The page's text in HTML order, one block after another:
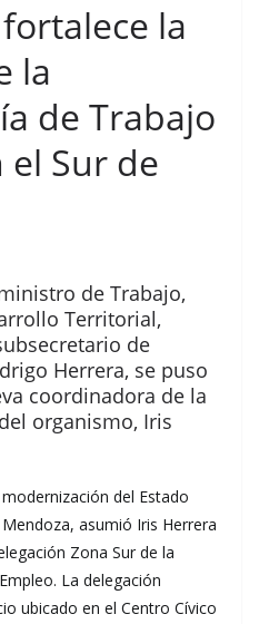
la
la
de Trabajo
el Sur de
de Trabajo,
Territorial,
de
Herrera, se puso
coordinadora de la
organismo, Iris
del Estado
asumió Iris Herrera
Zona Sur de la
La delegación
ubicado en el Centro Cívico